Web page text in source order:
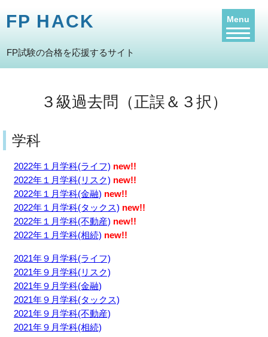
FP HACK
FP試験の合格を応援するサイト
３級過去問（正誤＆３択）
学科
2022年１月学科(ライフ) new!!
2022年１月学科(リスク) new!!
2022年１月学科(金融) new!!
2022年１月学科(タックス) new!!
2022年１月学科(不動産) new!!
2022年１月学科(相続) new!!
2021年９月学科(ライフ)
2021年９月学科(リスク)
2021年９月学科(金融)
2021年９月学科(タックス)
2021年９月学科(不動産)
2021年９月学科(相続)
Menu